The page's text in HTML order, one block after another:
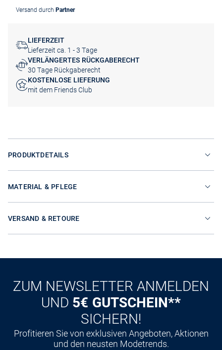
Versand durch Partner
LIEFERZEIT
Lieferzeit ca. 1 - 3 Tage
VERLÄNGERTES RÜCKGABERECHT
30 Tage Rückgaberecht
KOSTENLOSE LIEFERUNG
mit dem Friends Club
PRODUKTDETAILS
MATERIAL & PFLEGE
VERSAND & RETOURE
ZUM NEWSLETTER ANMELDEN
UND 5€ GUTSCHEIN**
SICHERN!
Profitieren Sie von exklusiven Angeboten, Aktionen
und den neusten Modetrends.